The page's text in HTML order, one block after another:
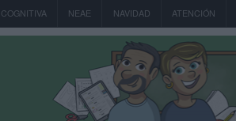
NEAE NAVIDAD ATENCIÓN